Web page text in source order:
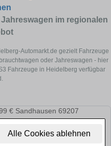
Alle Cookies ablehnen
im regionalen
Automarkt.de gezielt Fahrzeuge
oder Jahreswagen - hier
Fahrzeuge in Heidelberg verfügbar